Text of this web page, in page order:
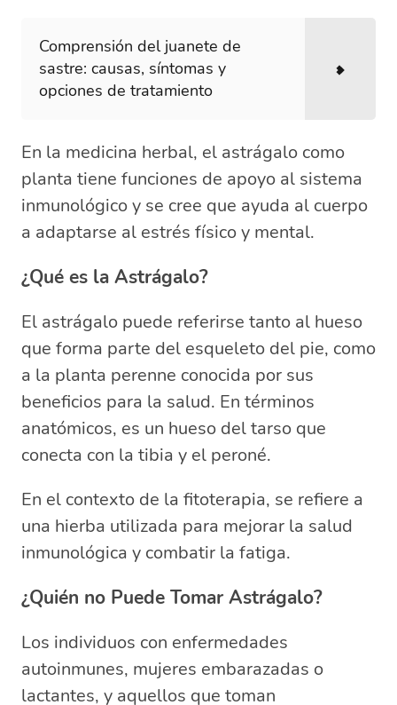
Comprensión del juanete de
sastre: causas, síntomas y
opciones de tratamiento
En la medicina herbal, el astrágalo como
planta tiene funciones de apoyo al sistema
inmunológico y se cree que ayuda al cuerpo
a adaptarse al estrés físico y mental.
¿Qué es la Astrágalo?
El astrágalo puede referirse tanto al hueso
que forma parte del esqueleto del pie, como
a la planta perenne conocida por sus
beneficios para la salud. En términos
anatómicos, es un hueso del tarso que
conecta con la tibia y el peroné.
En el contexto de la fitoterapia, se refiere a
una hierba utilizada para mejorar la salud
inmunológica y combatir la fatiga.
¿Quién no Puede Tomar Astrágalo?
Los individuos con enfermedades
autoinmunes, mujeres embarazadas o
lactantes, y aquellos que toman